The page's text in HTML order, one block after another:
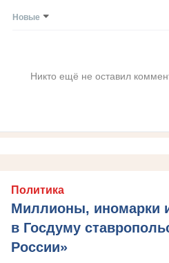
Новые
Никто ещё не оставил
Политика
Миллионы, иномарки
в Госдуму
России»